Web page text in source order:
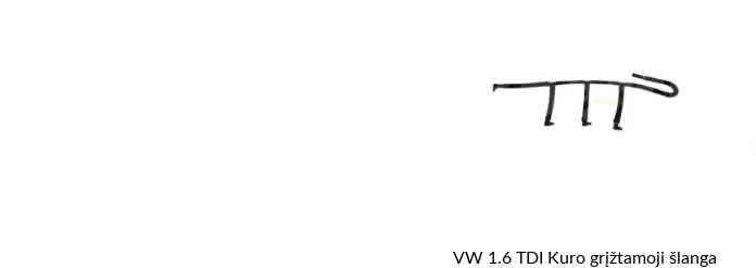
VW 1.6 TDI Kuro grįžtamoji šlanga